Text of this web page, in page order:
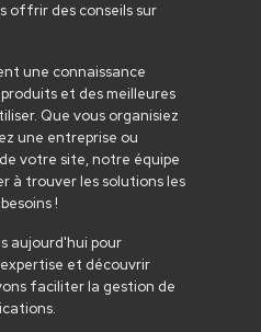
offrir des conseils sur
une connaissance
et des meilleures
Que vous organisiez
une entreprise ou
votre site, notre équipe
à trouver les solutions les
!
aujourd'hui pour
et découvrir
faciliter la gestion de